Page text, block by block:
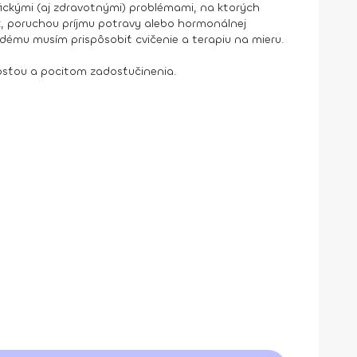
(aj zdravotnými) problémami, na ktorých
poruchou príjmu potravy alebo hormonálnej
musím prispôsobiť cvičenie a terapiu na mieru.
a pocitom zadosťučinenia.